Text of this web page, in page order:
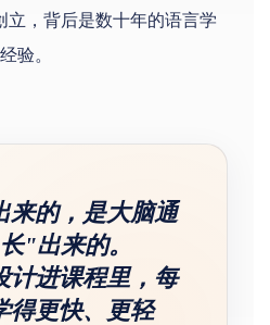
，背后是数十年的语言学
验。
来的，是大脑通
"出来的。
计进课程里，每
得更快、更轻